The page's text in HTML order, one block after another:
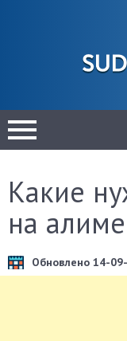
Какие
на
Обновлено 14-